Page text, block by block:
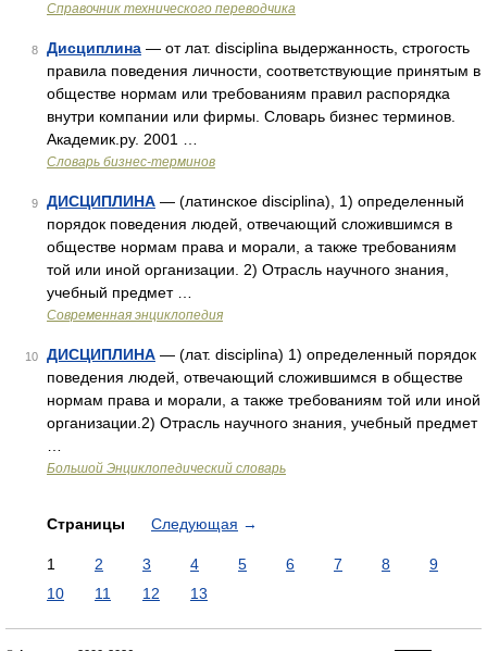
Справочник технического переводчика
8 Дисциплина — от лат. disciplina выдержанность, строгость
правила поведения личности, соответствующие принятым в
обществе нормам или требованиям правил распорядка
внутри компании или фирмы. Словарь бизнес терминов.
Академик.ру. 2001 …
Словарь бизнес-терминов
9 ДИСЦИПЛИНА — (латинское disciplina), 1) определенный
порядок поведения людей, отвечающий сложившимся в
обществе нормам права и морали, а также требованиям
той или иной организации. 2) Отрасль научного знания,
учебный предмет …
Современная энциклопедия
10 ДИСЦИПЛИНА — (лат. disciplina) 1) определенный порядок
поведения людей, отвечающий сложившимся в обществе
нормам права и морали, а также требованиям той или иной
организации.2) Отрасль научного знания, учебный предмет
Большой Энциклопедический словарь
Страницы Следующая →
1 2 3 4 5 6 7 8
9
10
11 12 13